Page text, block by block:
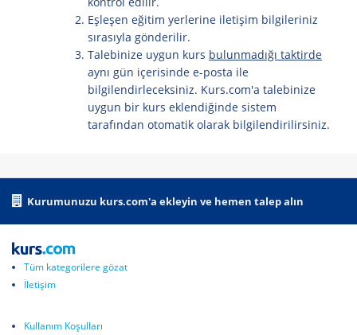
Eşleşen eğitim yerlerine iletişim bilgileriniz
sırasıyla gönderilir.
Talebinize uygun kurs bulunmadığı taktirde
aynı gün içerisinde e-posta ile
bilgilendirleceksiniz. Kurs.com'a talebinize
uygun bir kurs eklendiğinde sistem
tarafından otomatik olarak bilgilendirilirsiniz.
Kurumunuzu kurs.com'a ekleyin ve hemen talep alın
Tüm kategorilere gözat
İletişim
Kullanım Koşulları